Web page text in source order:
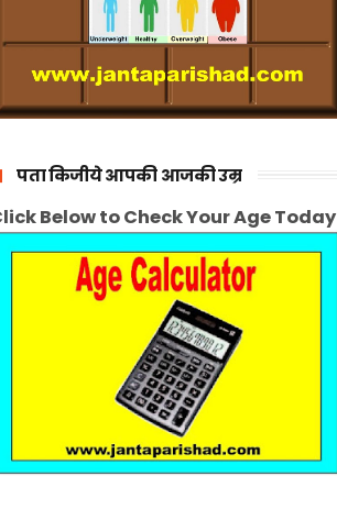
पता किजीये आपकी आजकी उम्र
Below to Check Your Age Today